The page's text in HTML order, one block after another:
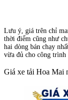
Lưu ý, giá trên chỉ
thời điểm cũng như
hai dòng bán chạy
vừa đủ cho công trình
Giá xe tải Hoa Mai